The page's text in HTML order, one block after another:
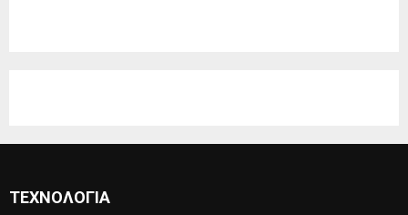
ΤΕΧΝΟΛΟΓΊΑ